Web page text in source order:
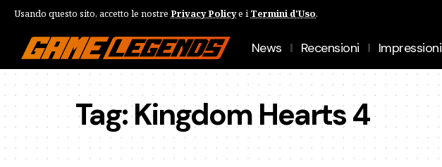
Usando questo sito, accetto le nostre Privacy Policye i Termini d'Uso.
News Recensioni Impressioni
Tag:Kingdom Hearts 4